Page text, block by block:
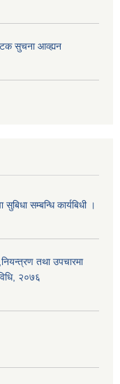
सुचना आव्ह्यन
सम्बन्धि कार्यबिधी ।
तथा उपचारमा
२०७६